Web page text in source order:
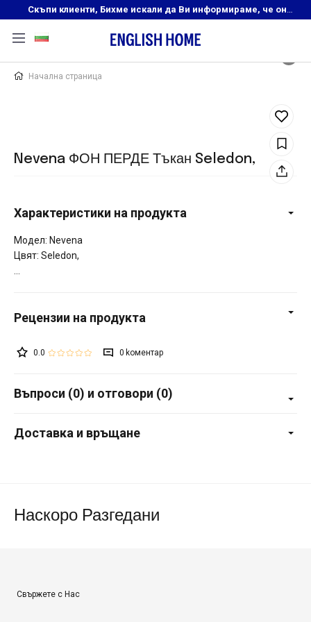
Скъпи клиенти, Бихме искали да Ви информираме, че онлайн магазинът на English Home преустановява своята дейност. Прекрасният ни и усмихнат екип ,Ви очаква в нашите физически магазини, където ще откриете любимите си продукти! Благодарим Ви, че сте част от семейството на Еnglish Home!
Начална страница
Nevena ФОН ПЕРДЕ Тъкан Seledon,
Характеристики на продукта
Модел: Nevena
Цвят: Seledon,
0.0 0
Въпроси (0) и отговори (0)
Доставка и връщане
Наскоро Разгедани
Свържете с Нас